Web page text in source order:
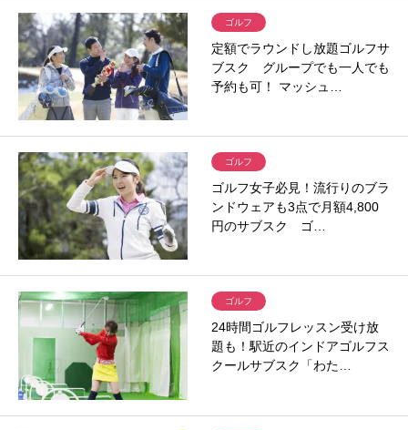
ゴルフ
定額でラウンドし放題ゴルフサ
ブスク グループでも一人でも
予約も可！ マッシュ…
ゴルフ
ゴルフ女子必見！流行りのブラ
ンドウェアも3点で月額4,800
円のサブスク ゴ…
ゴルフ
24時間ゴルフレッスン受け放
題も！駅近のインドアゴルフス
クールサブスク「わた…